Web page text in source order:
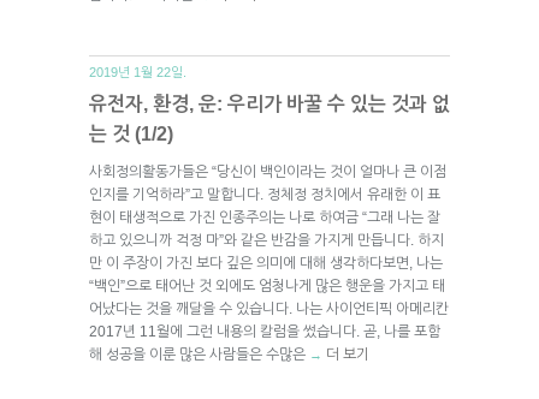
2019년 1월 22일.
유전자, 환경, 운: 우리가 바꿀 수 있는 것과 없
는 것 (1/2)
사회정의활동가들은 “당신이 백인이라는 것이 얼마나 큰 이점
인지를 기억하라”고 말합니다. 정체정 정치에서 유래한 이 표
현이 태생적으로 가진 인종주의는 나로 하여금 “그래 나는 잘
하고 있으니까 걱정 마”와 같은 반감을 가지게 만듭니다. 하지
만 이 주장이 가진 보다 깊은 의미에 대해 생각하다보면, 나는
“백인”으로 태어난 것 외에도 엄청나게 많은 행운을 가지고 태
어났다는 것을 깨달을 수 있습니다. 나는 사이언티픽 아메리칸
2017년 11월에 그런 내용의 칼럼을 썼습니다. 곧, 나를 포함
해 성공을 이룬 많은 사람들은 수많은 → 더 보기